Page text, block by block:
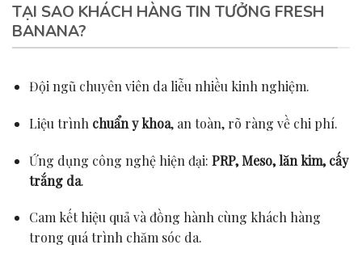
TẠI SAO KHÁCH HÀNG TIN TƯỞNG FRESH
BANANA?
Đội ngũ chuyên viên da liễu nhiều kinh nghiệm.
Liệu trình chuẩn y khoa, an toàn, rõ ràng về chi phí.
Ứng dụng công nghệ hiện đại: PRP, Meso, lăn kim, cấy
trắng da.
Cam kết hiệu quả và đồng hành cùng khách hàng
trong quá trình chăm sóc da.